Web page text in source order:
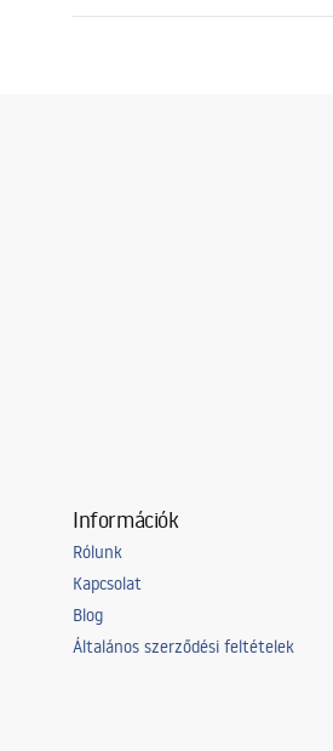
Kompatibilis öblítőgombok
Információk
Rólunk
Kapcsolat
Blog
Általános szerződési feltételek